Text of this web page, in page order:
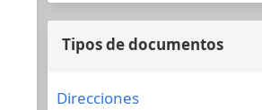
Tipos de documentos
Direcciones